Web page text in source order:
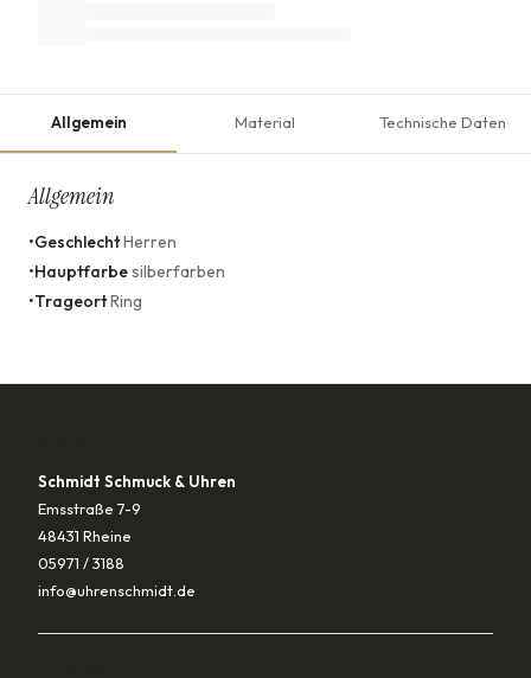
Allgemein Material Technische Daten
Allgemein
•GeschlechtHerren
•Hauptfarbesilberfarben
•TrageortRing
Schmidt Schmuck & Uhren
Emsstraße 7-9
48431 Rheine
05971 / 3188
info@uhrenschmidt.de